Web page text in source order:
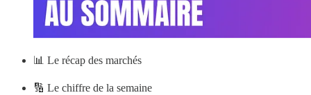
📊 Le récap des marchés
🔢 Le chiffre de la semaine